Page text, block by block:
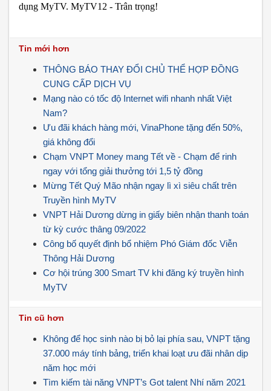
dụng MyTV. MyTV12 - Trân trọng!
Tin mới hơn
THÔNG BÁO THAY ĐỔI CHỦ THỂ HỢP ĐỒNG
CUNG CẤP DỊCH VỤ
Mạng nào có tốc độ Internet wifi nhanh nhất Việt
Nam?
Ưu đãi khách hàng mới, VinaPhone tặng đến 50%,
giá không đổi
Chạm VNPT Money mang Tết về - Chạm để rinh
ngay với tổng giải thưởng tới 1,5 tỷ đồng
Mừng Tết Quý Mão nhận ngay lì xì siêu chất trên
Truyền hình MyTV
VNPT Hải Dương dừng in giấy biên nhận thanh toán
từ kỳ cước thâng 09/2022
Công bố quyết định bổ nhiệm Phó Giám đốc Viễn
Thông Hải Dương
Cơ hội trúng 300 Smart TV khi đăng ký truyền hình
MyTV
Tin cũ hơn
Không để học sinh nào bị bỏ lại phía sau, VNPT tặng
37.000 máy tính bảng, triển khai loạt ưu đãi nhân dịp
năm học mới
Tìm kiếm tài năng VNPT’s Got talent Nhí năm 2021